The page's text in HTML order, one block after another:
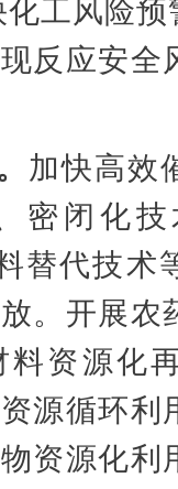
化工风险
反应安全
加快高效
密闭化
替代技术
。开展农
料资源化
源循环利
资源化利